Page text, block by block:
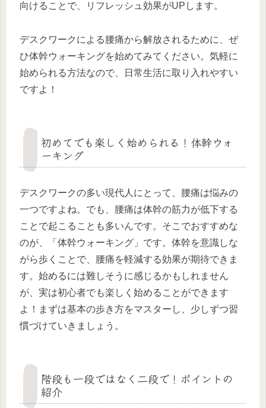
向けることで、リフレッシュ効果がUPします。
デスクワークによる腰痛から解放されるために、ぜ
ひ体幹ウォーキングを始めてみてください。気軽に
始められる方法なので、日常生活に取り入れやすい
ですよ！
初めてでも楽しく始められる！体幹ウォ
ーキング
デスクワークの多い現代人にとって、腰痛は悩みの
一つですよね。でも、腰痛は体幹の筋力が低下する
ことで起こることも多いんです。そこでおすすめな
のが、「体幹ウォーキング」です。体幹を意識しな
がら歩くことで、腰痛を軽減する効果が期待できま
す。始めるには難しそうに感じるかもしれません
が、実は初心者でも楽しく始めることができます
よ！まずは基本の歩き方をマスターし、少しずつ習
慣づけていきましょう。
階段も一段ではなく二段で！ポイントの
紹介